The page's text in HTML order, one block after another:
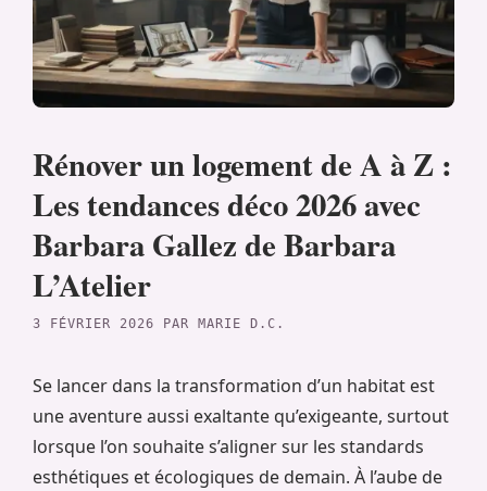
Rénover un logement de A à Z :
Les tendances déco 2026 avec
Barbara Gallez de Barbara
L’Atelier
3 FÉVRIER 2026 PAR MARIE D.C.
Se lancer dans la transformation d’un habitat est
une aventure aussi exaltante qu’exigeante, surtout
lorsque l’on souhaite s’aligner sur les standards
esthétiques et écologiques de demain. À l’aube de